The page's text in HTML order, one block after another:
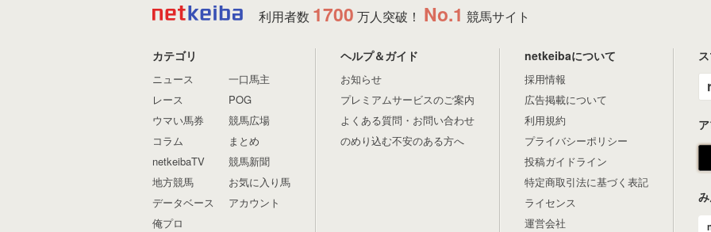
利用者数 1700 万人突破！ No.1 競馬サイト
カテゴリ
ニュース
レース
ウマい馬券
コラム
netkeibaTV
地方競馬
データベース
俺プロ
一口馬主
POG
競馬広場
まとめ
競馬新聞
お気に入り馬
アカウント
ヘルプ＆ガイド
お知らせ
プレミアムサービスのご案内
よくある質問・お問い合わせ
のめり込む不安のある方へ
netkeibaについて
採用情報
広告掲載について
利用規約
プライバシーポリシー
投稿ガイドライン
特定商取引法に基づく表記
ライセンス
運営会社